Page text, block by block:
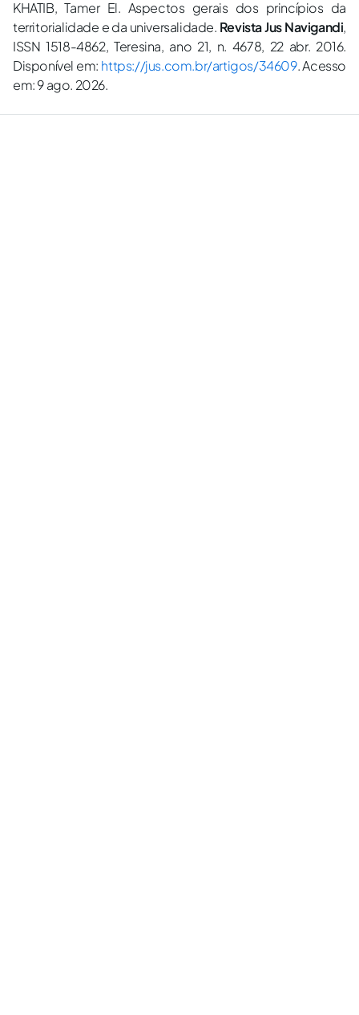
KHATIB, Tamer El. Aspectos gerais dos princípios da
territorialidade e da universalidade. Revista Jus Navigandi,
ISSN 1518-4862, Teresina, ano 21, n. 4678, 22 abr. 2016.
Disponível em: https://jus.com.br/artigos/34609. Acesso
em: 9 ago. 2026.